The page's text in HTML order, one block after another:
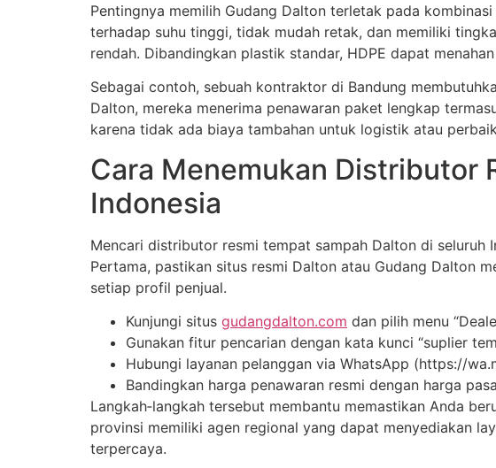
Pentingnya memilih Gudang Dalton terletak pada
terhadap suhu tinggi, tidak mudah retak, dan memiliki
rendah. Dibandingkan plastik standar, HDPE dapat
Sebagai contoh, sebuah kontraktor di Bandung
Dalton, mereka menerima penawaran paket lengkap
karena tidak ada biaya tambahan untuk logistik atau
Cara Menemukan Distributor
Indonesia
Mencari distributor resmi tempat sampah Dalton di
Pertama, pastikan situs resmi Dalton atau Gudang Dalton
setiap profil penjual.
Kunjungi situs gudangdalton.com dan pilih menu
Gunakan fitur pencarian dengan kata kunci “suplier
Hubungi layanan pelanggan via WhatsApp (https://
Bandingkan harga penawaran resmi dengan harga
Langkah‑langkah tersebut membantu memastikan Anda
provinsi memiliki agen regional yang dapat menyediakan
terpercaya.